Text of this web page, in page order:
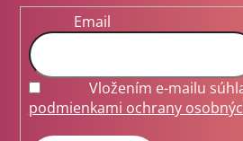
Email
Vložením e-mailu
podmienkami ochrany